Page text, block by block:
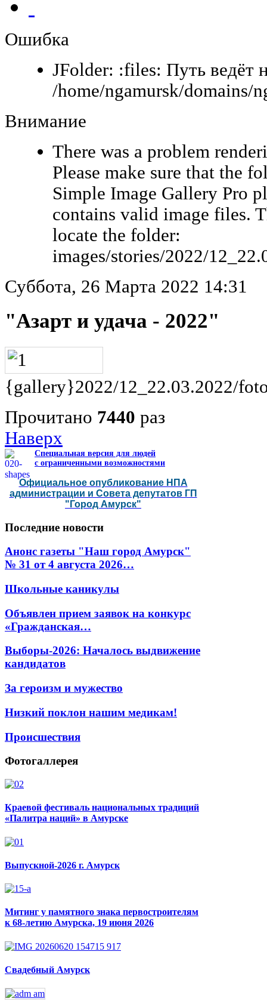
Ошибка
JFolder: :files: Путь ведёт
/home/ngamursk/domains/
Внимание
There was a problem
Please make sure that the
Simple Image Gallery Pro
contains valid image files.
locate the folder:
images/stories/2022/
Суббота, 26 Марта 2022 14:31
"Азарт и удача - 2022"
{gallery}2022/12_22.03.2022/
Прочитано 7440 раз
Наверх
Специальная версия для людей
с ограниченными возможностями
Официальное опубликование НПА
администрации и Совета депутатов ГП
"Город Амурск"
Последние новости
Анонс газеты "Наш город Амурск"
№ 31 от 4 августа 2026…
Школьные каникулы
Объявлен прием заявок на конкурс
«Гражданская…
Выборы-2026: Началось выдвижение
кандидатов
За героизм и мужество
Низкий поклон нашим медикам!
Происшествия
Фотогаллерея
Краевой фестиваль национальных традиций
«Палитра наций» в Амурске
Выпускной-2026 г. Амурск
Митинг у памятного знака первостроителям
к 68-летию Амурска, 19 июня 2026
Свадебный Амурск